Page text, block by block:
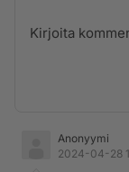
Anonyymi
2024-04-28